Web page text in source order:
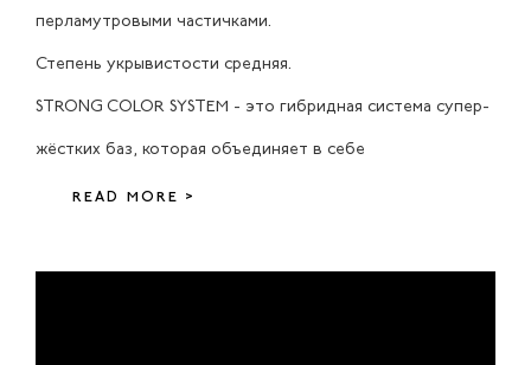
перламутровыми частичками.
Степень укрывистости средняя.
STRONG COLOR SYSTEM - это гибридная система супер-
жёстких баз, которая объединяет в себе
READ MORE >